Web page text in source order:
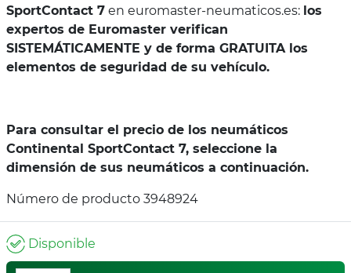
SportContact 7 en euromaster-neumaticos.es: los
expertos de Euromaster verifican
SISTEMÁTICAMENTE y de forma GRATUITA los
elementos de seguridad de su vehículo.
Para consultar el precio de los neumáticos
Continental SportContact 7, seleccione la
dimensión de sus neumáticos a continuación.
Número de producto 3948924
Disponible